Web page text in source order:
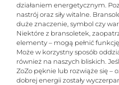
działaniem energetycznym.
nastrój oraz siły witalne.
duże znaczenie, symbol czy
Niektóre z bransoletek,
elementy – mogą pełnić
Może w korzystny sposób
również na naszych bliskich.
ZoZo pęknie lub rozwiąże się –
dobrej energii zostały